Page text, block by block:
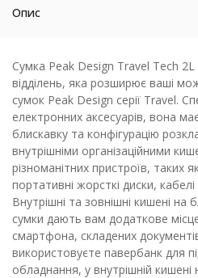
Опис
Сумка Peak Design Travel Tech
відділень, яка розширює ваші
сумок Peak Design серії Travel.
електронних аксесуарів, вона
блискавку та конфігурацію
внутрішніми організаційними
різноманітних пристроїв, таких
портативні жорсткі диски,
Внутрішні та зовнішні кишені на
сумки дають вам додаткове
смартфона, складених
використовуєте павербанк для
обладнання, у внутрішній кишені